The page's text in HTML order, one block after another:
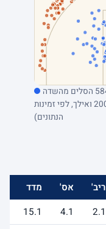
שלוש (326) · כל 584 הסלים מהשדה
שקלע במדי מכבי ביורוליג (מ-2007 ואילך, לפי זמינות
הנתונים)
ריב' אס'
מדד
2.1
4.1
15.1